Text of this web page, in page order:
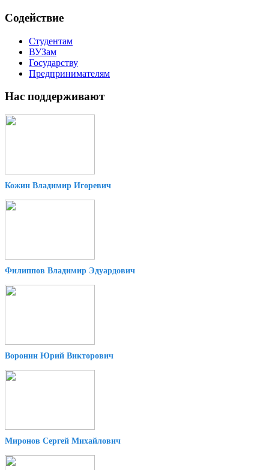
Содействие
Студентам
ВУЗам
Государству
Предпринимателям
Нас поддерживают
Кожин Владимир Игоревич
Филиппов Владимир Эдуардович
Воронин Юрий Викторович
Миронов Сергей Михайлович